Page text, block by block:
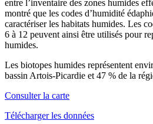
entre l’inventaire des zones humides
montré que les codes d’humidité
caractériser les habitats humides. Les
6 à 12 peuvent ainsi être utilisés pour
humides.
Les biotopes humides représentent
bassin Artois-Picardie et 47 % de la
Consulter la carte
Télécharger les données